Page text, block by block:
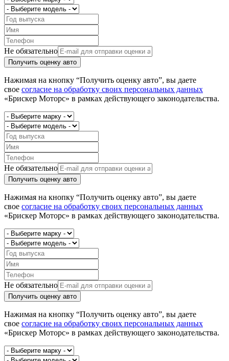
Не обязательно
Получить оценку авто
Нажимая на кнопку “Получить оценку авто”, вы даете
свое согласие на обработку своих персональных данных
«Брискер Моторс» в рамках действующего законодательства.
Не обязательно
Получить оценку авто
Нажимая на кнопку “Получить оценку авто”, вы даете
свое согласие на обработку своих персональных данных
«Брискер Моторс» в рамках действующего законодательства.
Не обязательно
Получить оценку авто
Нажимая на кнопку “Получить оценку авто”, вы даете
свое согласие на обработку своих персональных данных
«Брискер Моторс» в рамках действующего законодательства.